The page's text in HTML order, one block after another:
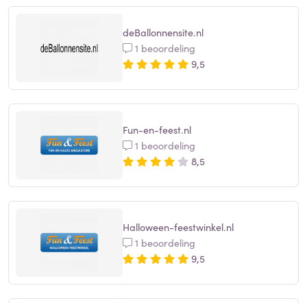
deBallonnensite.nl
1 beoordeling
9,5
Fun-en-feest.nl
1 beoordeling
8,5
Halloween-feestwinkel.nl
1 beoordeling
9,5